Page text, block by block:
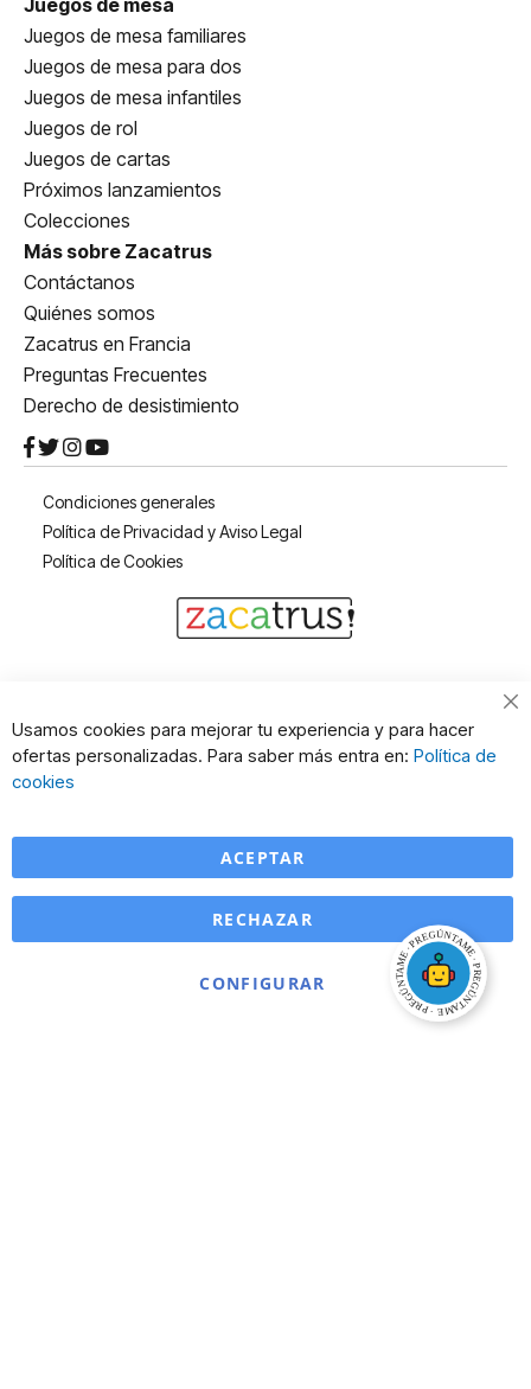
Juegos de mesa
Juegos de mesa familiares
Juegos de mesa para dos
Juegos de mesa infantiles
Juegos de rol
Juegos de cartas
Próximos lanzamientos
Colecciones
Más sobre Zacatrus
Contáctanos
Quiénes somos
Zacatrus en Francia
Preguntas Frecuentes
Derecho de desistimiento
Condiciones generales
Política de Privacidad y Aviso Legal
Política de Cookies
Usamos cookies para mejorar tu experiencia y para hacer
ofertas personalizadas. Para saber más entra en: Política de
cookies
ACEPTAR
CONFIGURAR
RECHAZAR